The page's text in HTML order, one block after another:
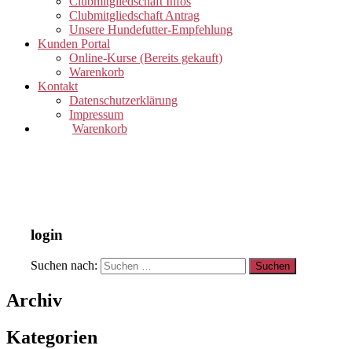
Clubmitgliedschaft Antrag
Unsere Hundefutter-Empfehlung
Kunden Portal
Online-Kurse (Bereits gekauft)
Warenkorb
Kontakt
Datenschutzerklärung
Impressum
Warenkorb
login
Suchen nach:
Archiv
Kategorien